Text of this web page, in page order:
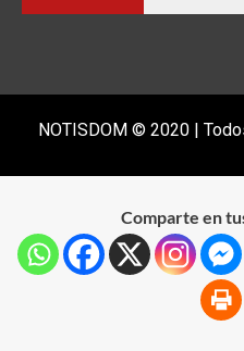
NOTISDOM © 2020 |
Comparte en